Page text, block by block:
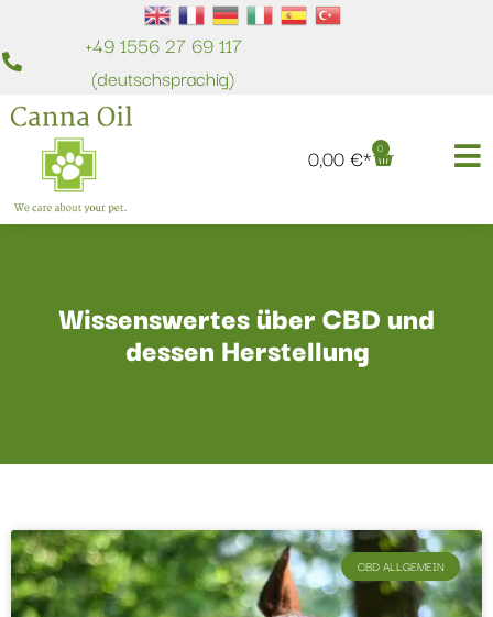
+49 1556 27 69 117
(deutschsprachig)
0,00€ 0
Wissenswertes über CBD und
dessen Herstellung
CBD ALLGEMEIN